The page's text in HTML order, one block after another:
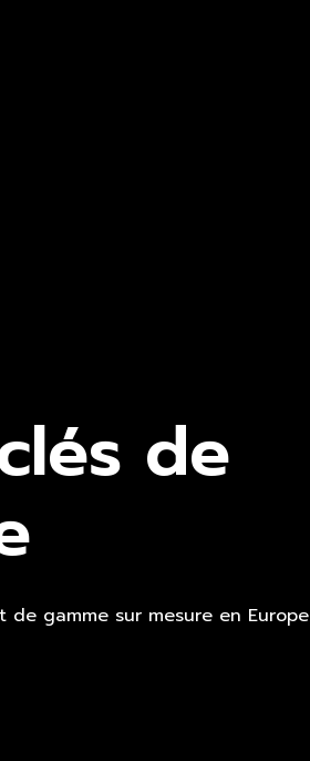
de
gamme sur mesure en Europe